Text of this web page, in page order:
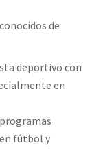
de
deportivo con
en
fútbol y